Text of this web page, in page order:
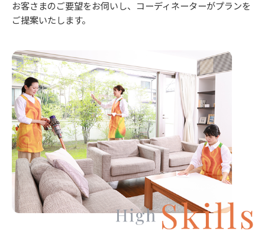
お客さまのご要望をお伺いし、コーディネーターがプランを
ご提案いたします。